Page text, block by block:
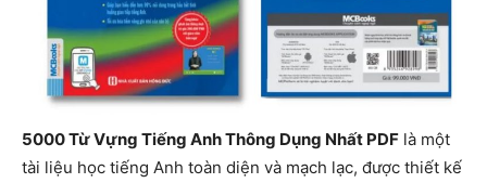
5000 Từ Vựng Tiếng Anh Thông Dụng Nhất PDF là một
tài liệu học tiếng Anh toàn diện và mạch lạc, được thiết kế